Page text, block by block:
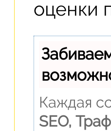
оценки
Каждая
SEO,